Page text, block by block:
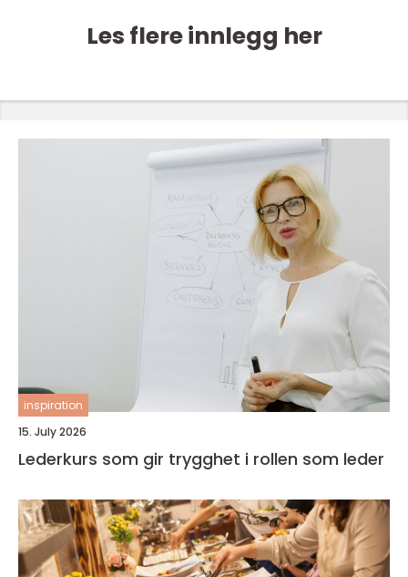
Les flere innlegg her
inspiration
15. July 2026
Lederkurs som gir trygghet i rollen som leder